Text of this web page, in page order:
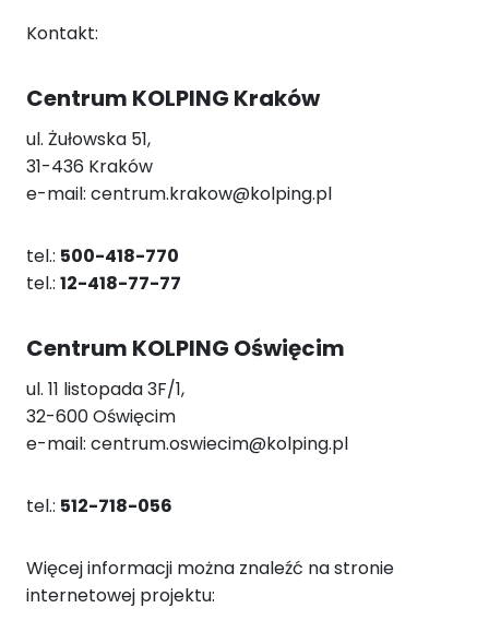
Kontakt:
Centrum KOLPING Kraków
ul. Żułowska 51,
31-436 Kraków
e-mail: centrum.krakow@kolping.pl
tel.: 500-418-770
tel.: 12-418-77-77
Centrum KOLPING Oświęcim
ul. 11 listopada 3F/1,
32-600 Oświęcim
e-mail: centrum.oswiecim@kolping.pl
tel.: 512-718-056
Więcej informacji można znaleźć na stronie
internetowej projektu: